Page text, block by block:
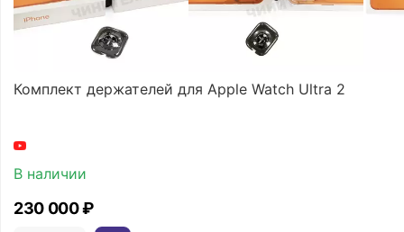
Комплект держателей для Apple Watch Ultra 2
В наличии
230 000₽